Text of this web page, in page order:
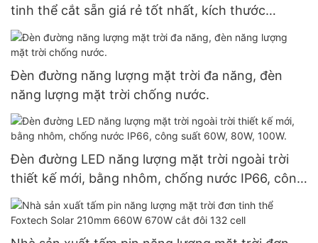
tinh thể cắt sẵn giá rẻ tốt nhất, kích thước
182mm, công suất 300W, 360W, 400W.
Đèn đường năng lượng mặt trời đa năng, đèn
năng lượng mặt trời chống nước.
Đèn đường LED năng lượng mặt trời ngoài trời
thiết kế mới, bằng nhôm, chống nước IP66, công
suất 60W, 80W, 100W.